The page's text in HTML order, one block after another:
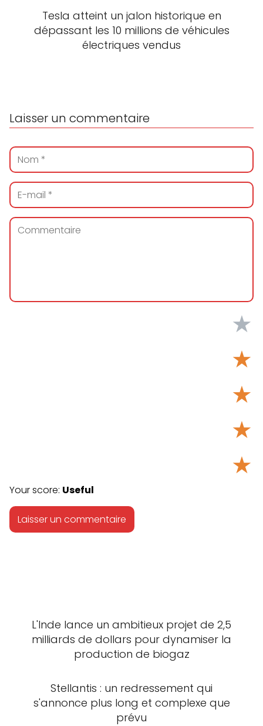
Tesla atteint un jalon historique en
dépassant les 10 millions de véhicules
électriques vendus
Laisser un commentaire
★
★
★
★
★
Your score: Useful
L'Inde lance un ambitieux projet de 2,5
milliards de dollars pour dynamiser la
production de biogaz
Stellantis : un redressement qui
s'annonce plus long et complexe que
prévu